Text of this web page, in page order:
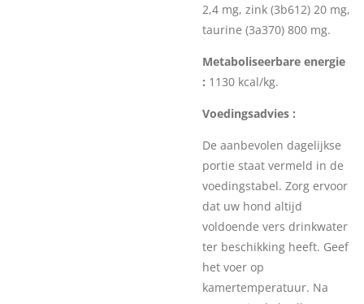
2,4 mg, zink (3b612) 20 mg,
taurine (3a370) 800 mg.
Metaboliseerbare energie
: 1130 kcal/kg.
Voedingsadvies :
De aanbevolen dagelijkse
portie staat vermeld in de
voedingstabel. Zorg ervoor
dat uw hond altijd
voldoende vers drinkwater
ter beschikking heeft. Geef
het voer op
kamertemperatuur. Na